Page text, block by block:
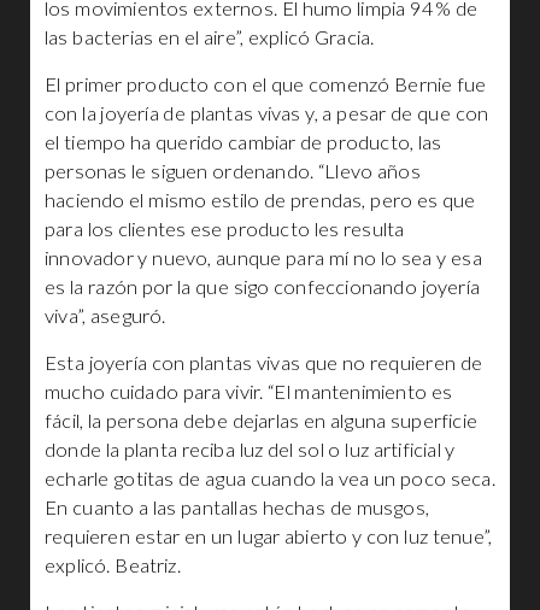
los movimientos externos. El humo limpia 94% de
las bacterias en el aire”, explicó Gracia.
El primer producto con el que comenzó Bernie fue
con la joyería de plantas vivas y, a pesar de que con
el tiempo ha querido cambiar de producto, las
personas le siguen ordenando. “Llevo años
haciendo el mismo estilo de prendas, pero es que
para los clientes ese producto les resulta
innovador y nuevo, aunque para mí no lo sea y esa
es la razón por la que sigo confeccionando joyería
viva”, aseguró.
Esta joyería con plantas vivas que no requieren de
mucho cuidado para vivir. “El mantenimiento es
fácil, la persona debe dejarlas en alguna superficie
donde la planta reciba luz del sol o luz artificial y
echarle gotitas de agua cuando la vea un poco seca.
En cuanto a las pantallas hechas de musgos,
requieren estar en un lugar abierto y con luz tenue”,
explicó. Beatriz.